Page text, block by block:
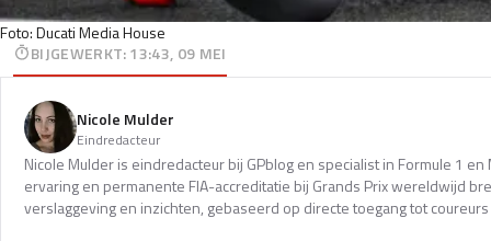
Foto: Ducati Media House
BIJGEWERKT:13:43, 09 MEI
Nicole Mulder
Eindredacteur
Nicole Mulder is eindredacteur bij GPblog en specialist in Formule 1 en
ervaring en permanente FIA-accreditatie bij Grands Prix wereldwijd
verslaggeving en inzichten, gebaseerd op directe toegang tot